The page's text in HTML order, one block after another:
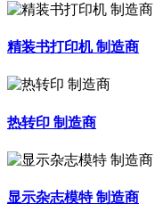
精装书打印机 制造商
热转印 制造商
显示杂志模特 制造商